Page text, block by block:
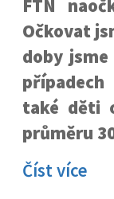
FTN
Očkovat
doby
také děti
průměru
Číst více